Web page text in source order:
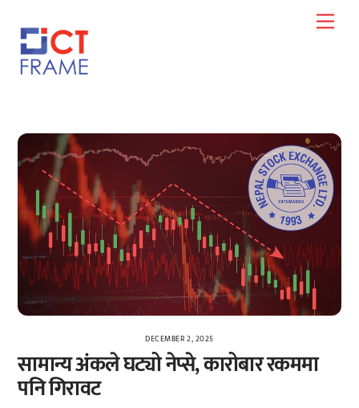
content
DECEMBER 2, 2025
सामान्य अंकले घट्यो नेप्से, कारोबार रकममा
पनि गिरावट